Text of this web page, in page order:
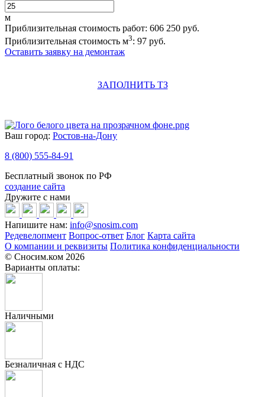
м
Приблизительная стоимость работ: 606 250 руб.
Приблизительная стоимость м3: 97 руб.
Оставить заявку на демонтаж
ЗАПОЛНИТЬ ТЗ
Ваш город: Ростов-на-Дону
8 (800) 555-84-91
Бесплатный звонок по РФ
создание сайта
Дружите с нами
Напишите нам: info@snosim.com
Редевелопмент Вопрос-ответ Блог Карта сайта
О компании и реквизиты Политика конфиденциальности
© Сносим.ком 2026
Варианты оплаты:
Наличными
Безналичная с НДС